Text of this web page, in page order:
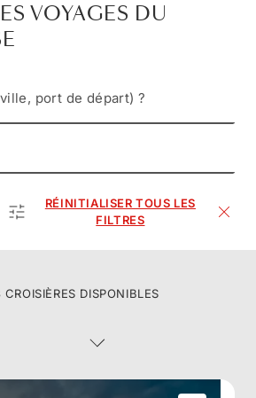
VOYAGES DU
port de départ) ?
RÉINITIALISER TOUS LES
FILTRES
CROISIÈRES DISPONIBLES